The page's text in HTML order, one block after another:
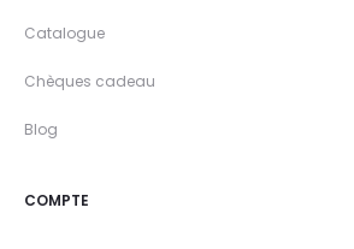
Catalogue
Chèques cadeau
Blog
COMPTE